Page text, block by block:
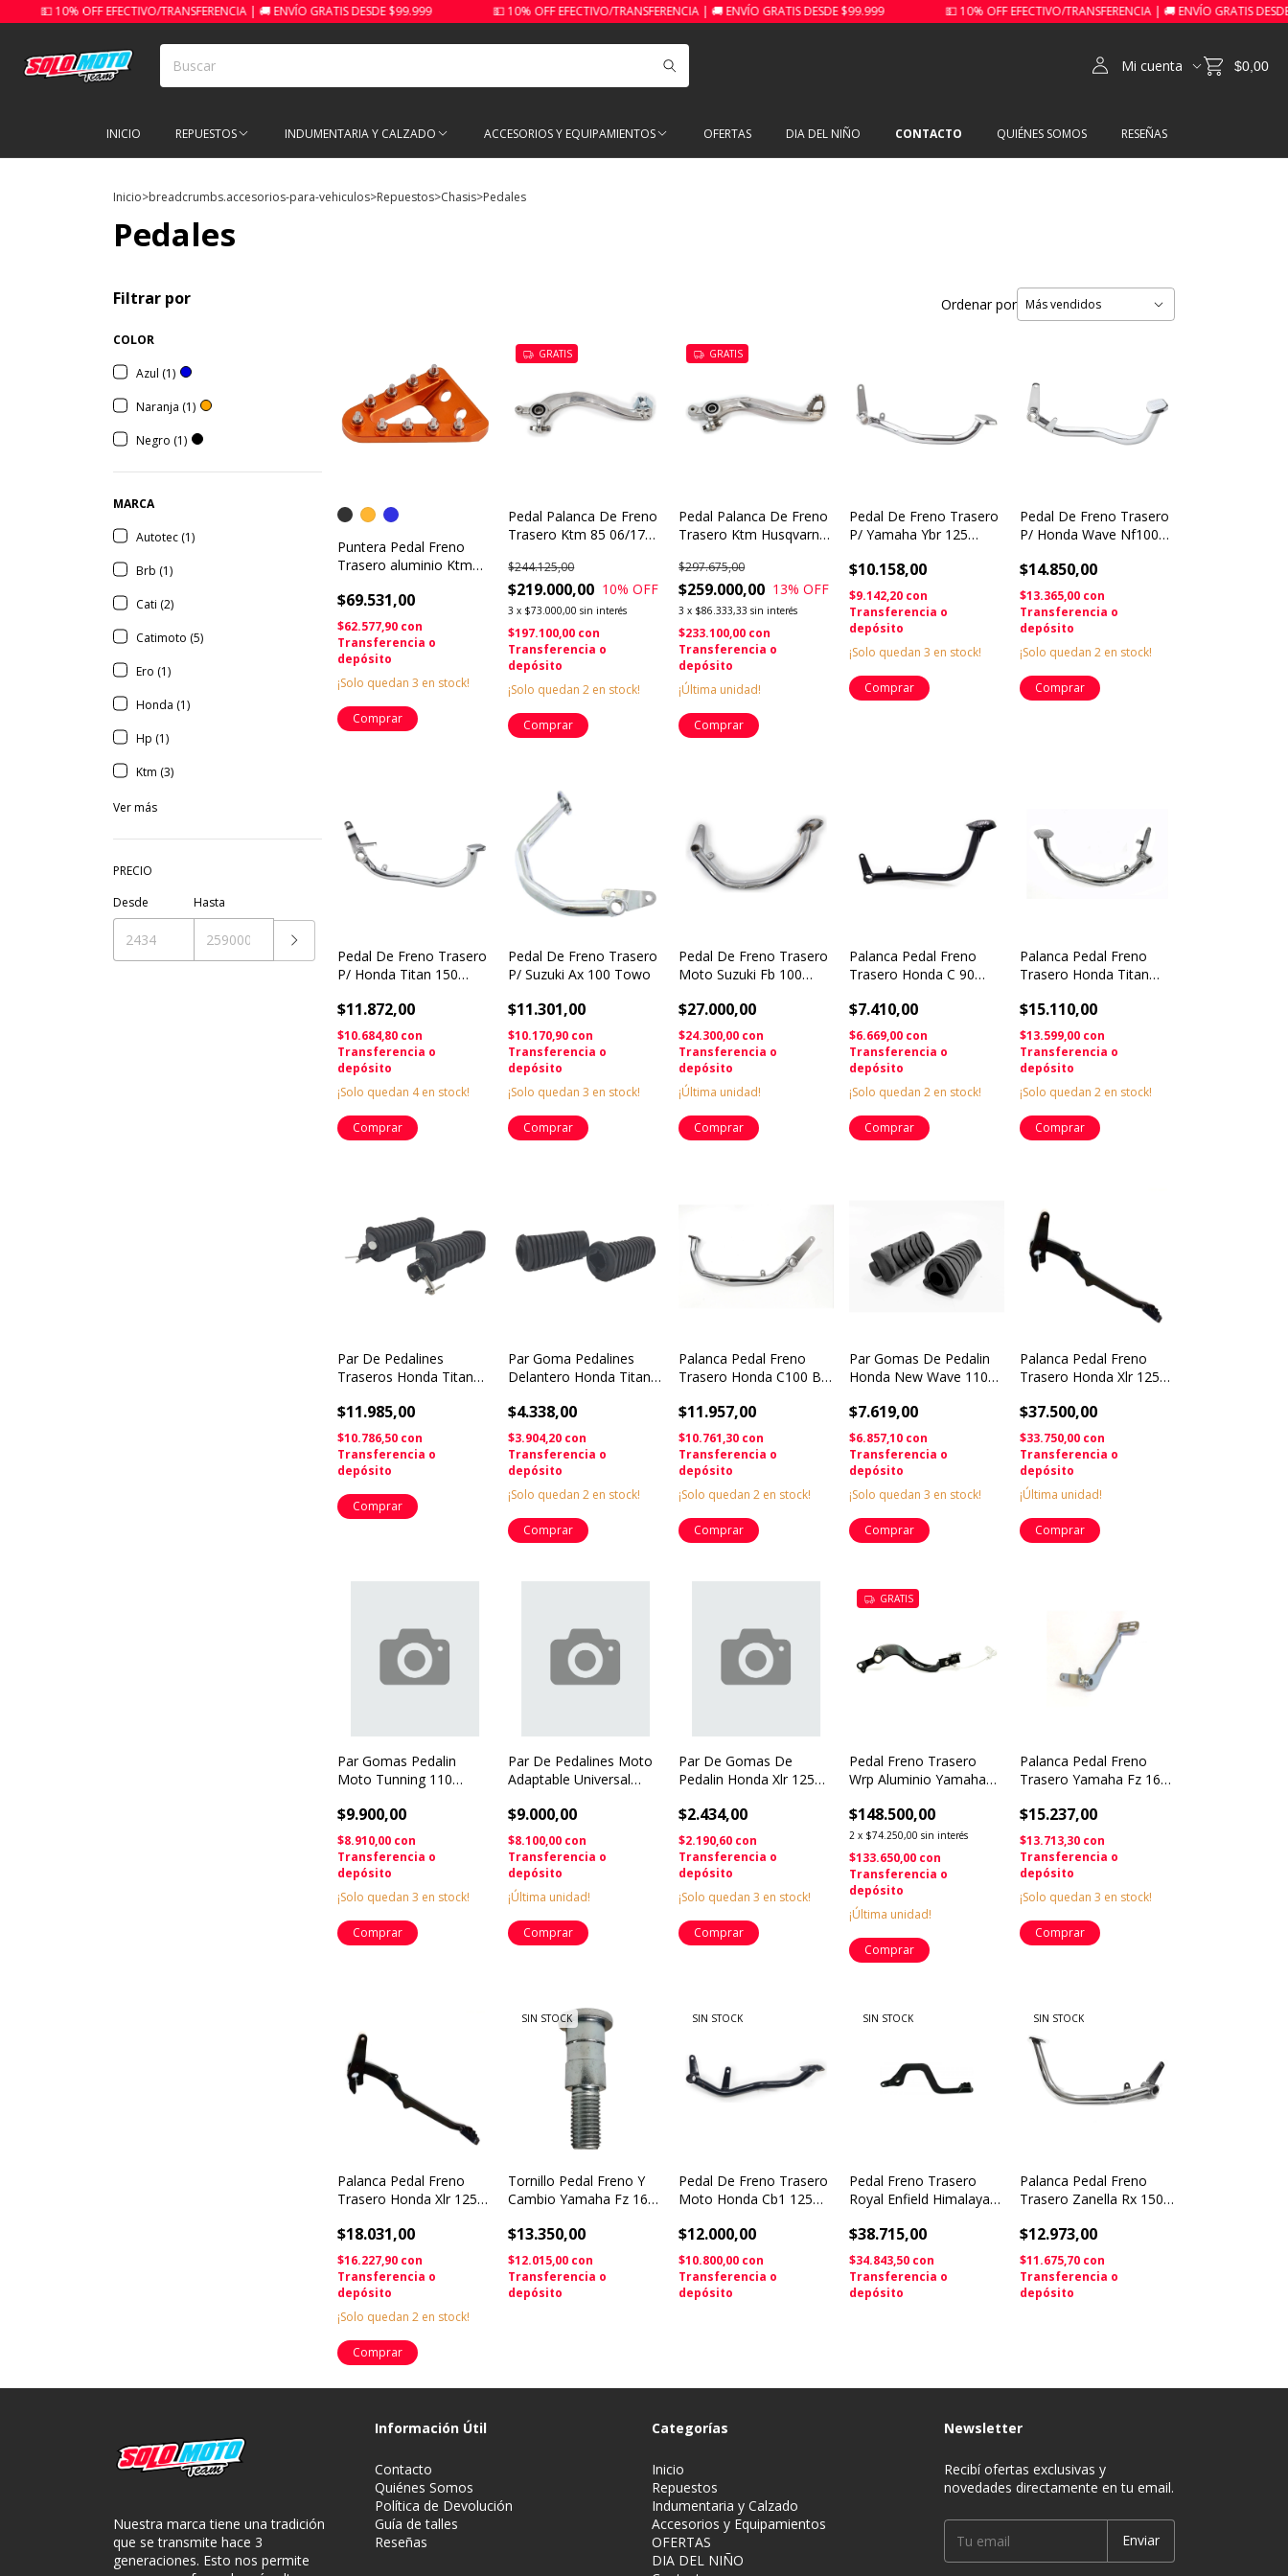
OFF EFECTIVO/TRANSFERENCIA | 🚚 ENVÍO GRATIS DESDE $99.999 💵 10% OFF EFECTIVO/TRANSFERENCIA | 🚚 ENVÍO GRATIS DESDE $99.999 💵 10% OFF EFECTIVO/TRANSFERENCIA | 🚚 ENVÍO GRATIS DESDE $99.999
Mi cuenta $0,00
INICIO REPUESTOS INDUMENTARIA Y CALZADO ACCESORIOS Y EQUIPAMIENTOS OFERTAS DIA DEL NIÑO CONTACTO QUIÉNES SOMOS RESEÑAS
Inicio>breadcrumbs.accesorios-para-vehiculos>Repuestos>Chasis>Pedales
Pedales
Filtrar por
COLOR
Azul (1)
Naranja (1)
Negro (1)
MARCA
Autotec (1)
Brb (1)
Cati (2)
Catimoto (5)
Ero (1)
Honda (1)
Hp (1)
Ktm (3)
Ver más
PRECIO
Desde
Hasta
Ordenar por
Puntera Pedal Freno
Trasero aluminio Ktm
300 350 450 500 - años
2017 al 2026
$69.531,00
$62.577,90 con
Transferencia o
depósito
¡Solo quedan3 en stock!
Comprar
GRATIS
Pedal Palanca De Freno
Trasero Ktm 85 06/17
$219.000,00
$244.125,00
10% OFF
3 x $73.000,00 sin interés
$197.100,00 con
Transferencia o
depósito
¡Solo quedan2 en stock!
GRATIS
Pedal Palanca De Freno
Trasero Ktm Husqvarna
$259.000,00
$297.675,00
13% OFF
3 x $86.333,33 sin interés
$233.100,00 con
Transferencia o
depósito
¡Última unidad!
Pedal De Freno Trasero
P/ Yamaha Ybr 125
$10.158,00
$9.142,20 con
Transferencia o
depósito
¡Solo quedan3 en stock!
Pedal De Freno Trasero
P/ Honda Wave Nf100
$14.850,00
$13.365,00 con
Transferencia o
depósito
¡Solo quedan2 en stock!
Pedal De Freno Trasero
P/ Honda Titan 150
$11.872,00
$10.684,80 con
Transferencia o
depósito
¡Solo quedan 4en stock!
Pedal De Freno Trasero
P/ Suzuki Ax 100 Towo
$11.301,00
$10.170,90 con
Transferencia o
depósito
¡Solo quedan3 en stock!
Pedal De Freno Trasero
Moto Suzuki Fb 100
$27.000,00
$24.300,00 con
Transferencia o
depósito
¡Última unidad!
Palanca Pedal Freno
Trasero Honda C 90
$7.410,00
$6.669,00 con
Transferencia o
depósito
¡Solo quedan2 en stock!
Palanca Pedal Freno
Trasero Honda Titan
$15.110,00
$13.599,00 con
Transferencia o
depósito
¡Solo quedan2 en stock!
Par De Pedalines
Traseros Honda Titan
$11.985,00
$10.786,50 con
Transferencia o
depósito
Par Goma Pedalines
Delantero Honda Titan
$4.338,00
$3.904,20 con
Transferencia o
depósito
¡Solo quedan2 en stock!
Palanca Pedal Freno
Trasero Honda C100 Biz
$11.957,00
$10.761,30 con
Transferencia o
depósito
¡Solo quedan2 en stock!
Par Gomas De Pedalin
Honda New Wave 110s
$7.619,00
$6.857,10 con
Transferencia o
depósito
¡Solo quedan3 en stock!
Palanca Pedal Freno
Trasero Honda Xlr 125
$37.500,00
$33.750,00 con
Transferencia o
depósito
¡Última unidad!
Par Gomas Pedalin
Moto Tunning 110
Solomototeam
$9.900,00
$8.910,00 con
Transferencia o
depósito
¡Solo quedan3 en stock!
Par De Pedalines Moto
Adaptable Universal
$9.000,00
$8.100,00 con
Transferencia o
depósito
¡Última unidad!
Par De Gomas De
Pedalin Honda Xlr 125
$2.434,00
$2.190,60 con
Transferencia o
depósito
¡Solo quedan3 en stock!
GRATIS
Pedal Freno Trasero
Wrp Aluminio Yamaha
$148.500,00
2 x $74.250,00 sin interés
$133.650,00 con
Transferencia o
depósito
¡Última unidad!
Palanca Pedal Freno
Trasero Yamaha Fz 16
$15.237,00
$13.713,30 con
Transferencia o
depósito
¡Solo quedan3 en stock!
Palanca Pedal Freno
Trasero Honda Xlr 125
$18.031,00
$16.227,90 con
Transferencia o
depósito
¡Solo quedan2 en stock!
SIN STOCK
Tornillo Pedal Freno Y
Cambio Yamaha Fz 16
$13.350,00
$12.015,00 con
Transferencia o
depósito
SIN STOCK
Pedal De Freno Trasero
Moto Honda Cb1 125
$12.000,00
$10.800,00 con
Transferencia o
depósito
SIN STOCK
Pedal Freno Trasero
Royal Enfield Himalayan
$38.715,00
$34.843,50 con
Transferencia o
depósito
SIN STOCK
Palanca Pedal Freno
Trasero Zanella Rx 150
$12.973,00
$11.675,70 con
Transferencia o
depósito
Nuestra marca tiene una tradición
que se transmite hace 3
generaciones. Esto nos permite
Información Útil
Contacto
Quiénes Somos
Política de Devolución
Guía de talles
Reseñas
Categorías
Inicio
Repuestos
Indumentaria y Calzado
Accesorios y Equipamientos
OFERTAS
DIA DEL NIÑO
Newsletter
Recibí ofertas exclusivas y
novedades directamente en tu email.